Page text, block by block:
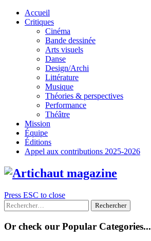
Skip
Accueil
Critiques
Cinéma
Bande dessinée
Arts visuels
Danse
Design/Archi
Littérature
Musique
Théories & perspectives
Performance
Théâtre
Mission
Équipe
Éditions
Appel aux contributions 2025-2026
Press ESC to close
Rechercher :
Or check our Popular Categories...